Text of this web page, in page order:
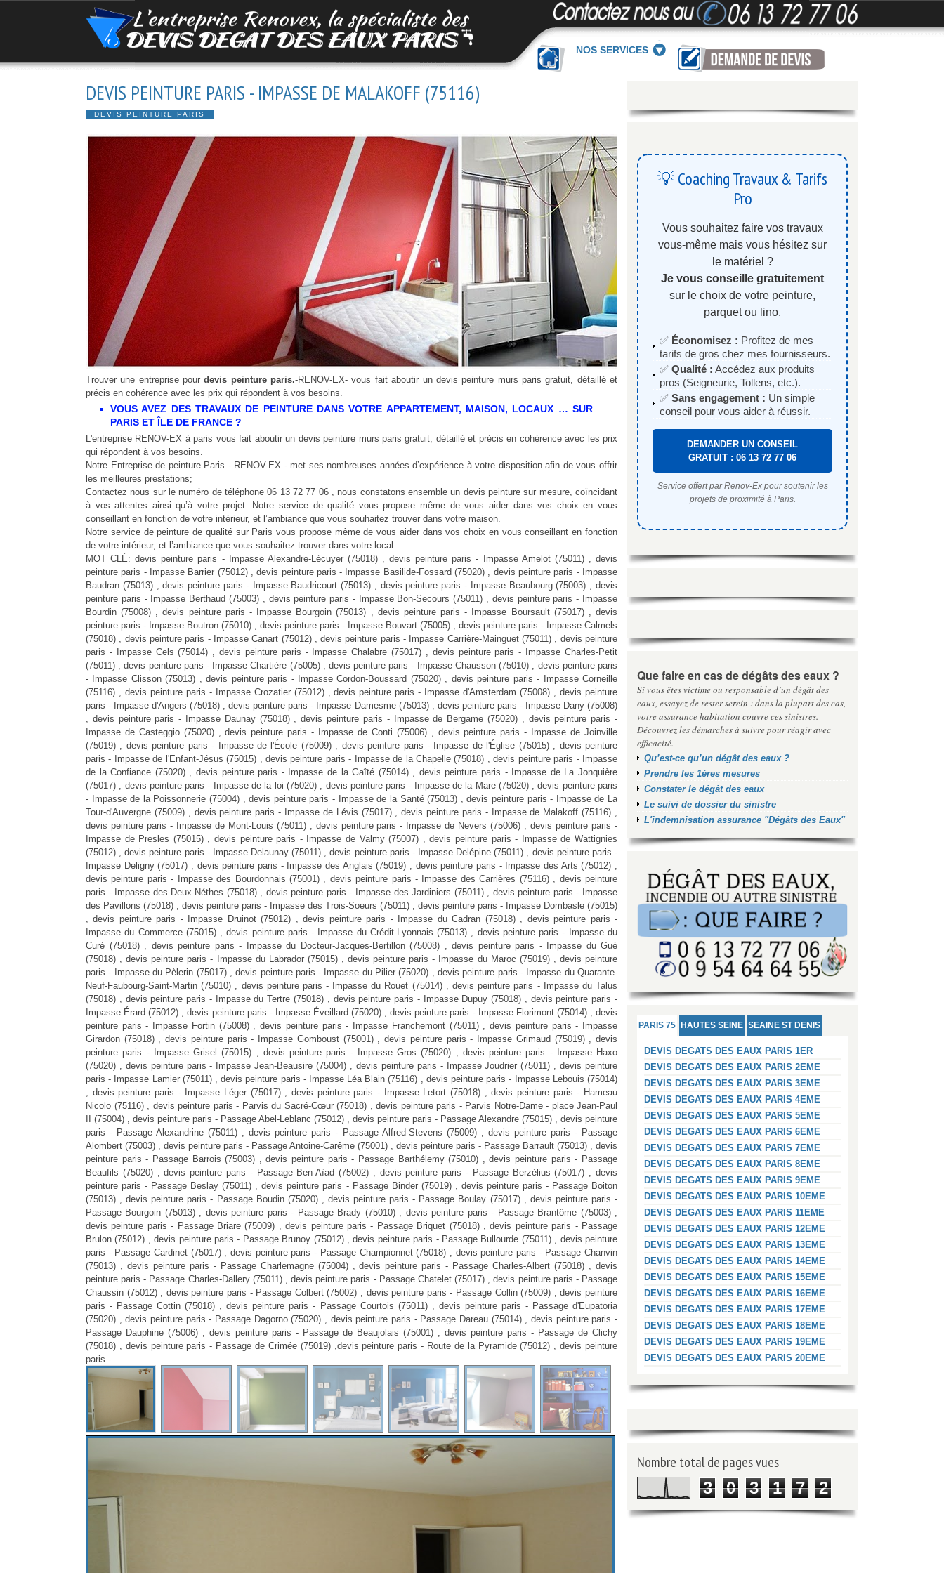
NOS SERVICES
DEVIS PEINTURE PARIS - IMPASSE DE MALAKOFF (75116)
DEVIS PEINTURE PARIS
Trouver une entreprise pourdevis peinture paris.-RENOV-EX- vous fait aboutir un devis peinture murs paris gratuit, détaillé et
précis en cohérence avec les prix qui répondent à vos besoins.
VOUS AVEZ DES TRAVAUX DE PEINTURE DANS VOTRE APPARTEMENT, MAISON, LOCAUX … SUR
PARIS ET ÎLE DE FRANCE ?
L'entreprise RENOV-EX à paris vous fait aboutir un devis peinture murs paris gratuit, détaillé et précis en cohérence avec les prix
qui répondent à vos besoins.
Notre Entreprise de peinture Paris - RENOV-EX - met ses nombreuses années d’expérience à votre disposition afin de vous offrir
les meilleures prestations;
Contactez nous sur le numéro de téléphone 06 13 72 77 06 , nous constatons ensemble un devis peinture sur mesure, coïncidant
à vos attentes ainsi qu’à votre projet. Notre service de qualité vous propose même de vous aider dans vos choix en vous
conseillant en fonction de votre intérieur, et l’ambiance que vous souhaitez trouver dans votre maison.
Notre service de peinture de qualité sur Paris vous propose même de vous aider dans vos choix en vous conseillant en fonction
de votre intérieur, et l’ambiance que vous souhaitez trouver dans votre local.
MOT CLÉ: devis peinture paris - Impasse Alexandre-Lécuyer (75018) , devis peinture paris - Impasse Amelot (75011) , devis
peinture paris - Impasse Barrier (75012) , devis peinture paris - Impasse Basilide-Fossard (75020) , devis peinture paris - Impasse
Baudran (75013) , devis peinture paris - Impasse Baudricourt (75013) , devis peinture paris - Impasse Beaubourg (75003) , devis
peinture paris - Impasse Berthaud (75003) , devis peinture paris - Impasse Bon-Secours (75011) , devis peinture paris - Impasse
Bourdin (75008) , devis peinture paris - Impasse Bourgoin (75013) , devis peinture paris - Impasse Boursault (75017) , devis
peinture paris - Impasse Boutron (75010) , devis peinture paris - Impasse Bouvart (75005) , devis peinture paris - Impasse Calmels
(75018) , devis peinture paris - Impasse Canart (75012) , devis peinture paris - Impasse Carrière-Mainguet (75011) , devis peinture
paris - Impasse Cels (75014) , devis peinture paris - Impasse Chalabre (75017) , devis peinture paris - Impasse Charles-Petit
(75011) , devis peinture paris - Impasse Chartière (75005) , devis peinture paris - Impasse Chausson (75010) , devis peinture paris
- Impasse Clisson (75013) , devis peinture paris - Impasse Cordon-Boussard (75020) , devis peinture paris - Impasse Corneille
(75116) , devis peinture paris - Impasse Crozatier (75012) , devis peinture paris - Impasse d'Amsterdam (75008) , devis peinture
paris - Impasse d'Angers (75018) , devis peinture paris - Impasse Damesme (75013) , devis peinture paris - Impasse Dany (75008)
, devis peinture paris - Impasse Daunay (75018) , devis peinture paris - Impasse de Bergame (75020) , devis peinture paris -
Impasse de Casteggio (75020) , devis peinture paris - Impasse de Conti (75006) , devis peinture paris - Impasse de Joinville
(75019) , devis peinture paris - Impasse de l'École (75009) , devis peinture paris - Impasse de l'Église (75015) , devis peinture
paris - Impasse de l'Enfant-Jésus (75015) , devis peinture paris - Impasse de la Chapelle (75018) , devis peinture paris - Impasse
de la Confiance (75020) , devis peinture paris - Impasse de la Gaîté (75014) , devis peinture paris - Impasse de La Jonquière
(75017) , devis peinture paris - Impasse de la loi (75020) , devis peinture paris - Impasse de la Mare (75020) , devis peinture paris
- Impasse de la Poissonnerie (75004) , devis peinture paris - Impasse de la Santé (75013) , devis peinture paris - Impasse de La
Tour-d'Auvergne (75009) , devis peinture paris - Impasse de Lévis (75017) , devis peinture paris - Impasse de Malakoff (75116) ,
devis peinture paris - Impasse de Mont-Louis (75011) , devis peinture paris - Impasse de Nevers (75006) , devis peinture paris -
Impasse de Presles (75015) , devis peinture paris - Impasse de Valmy (75007) , devis peinture paris - Impasse de Wattignies
(75012) , devis peinture paris - Impasse Delaunay (75011) , devis peinture paris - Impasse Delépine (75011) , devis peinture paris -
Impasse Deligny (75017) , devis peinture paris - Impasse des Anglais (75019) , devis peinture paris - Impasse des Arts (75012) ,
devis peinture paris - Impasse des Bourdonnais (75001) , devis peinture paris - Impasse des Carrières (75116) , devis peinture
paris - Impasse des Deux-Néthes (75018) , devis peinture paris - Impasse des Jardiniers (75011) , devis peinture paris - Impasse
des Pavillons (75018) , devis peinture paris - Impasse des Trois-Soeurs (75011) , devis peinture paris - Impasse Dombasle (75015)
, devis peinture paris - Impasse Druinot (75012) , devis peinture paris - Impasse du Cadran (75018) , devis peinture paris -
Impasse du Commerce (75015) , devis peinture paris - Impasse du Crédit-Lyonnais (75013) , devis peinture paris - Impasse du
Curé (75018) , devis peinture paris - Impasse du Docteur-Jacques-Bertillon (75008) , devis peinture paris - Impasse du Gué
(75018) , devis peinture paris - Impasse du Labrador (75015) , devis peinture paris - Impasse du Maroc (75019) , devis peinture
paris - Impasse du Pèlerin (75017) , devis peinture paris - Impasse du Pilier (75020) , devis peinture paris - Impasse du Quarante-
Neuf-Faubourg-Saint-Martin (75010) , devis peinture paris - Impasse du Rouet (75014) , devis peinture paris - Impasse du Talus
(75018) , devis peinture paris - Impasse du Tertre (75018) , devis peinture paris - Impasse Dupuy (75018) , devis peinture paris -
Impasse Érard (75012) , devis peinture paris - Impasse Éveillard (75020) , devis peinture paris - Impasse Florimont (75014) , devis
peinture paris - Impasse Fortin (75008) , devis peinture paris - Impasse Franchemont (75011) , devis peinture paris - Impasse
Girardon (75018) , devis peinture paris - Impasse Gomboust (75001) , devis peinture paris - Impasse Grimaud (75019) , devis
peinture paris - Impasse Grisel (75015) , devis peinture paris - Impasse Gros (75020) , devis peinture paris - Impasse Haxo
(75020) , devis peinture paris - Impasse Jean-Beausire (75004) , devis peinture paris - Impasse Joudrier (75011) , devis peinture
paris - Impasse Lamier (75011) , devis peinture paris - Impasse Léa Blain (75116) , devis peinture paris - Impasse Lebouis (75014)
, devis peinture paris - Impasse Léger (75017) , devis peinture paris - Impasse Letort (75018) , devis peinture paris - Hameau
Nicolo (75116) , devis peinture paris - Parvis du Sacré-Cœur (75018) , devis peinture paris - Parvis Notre-Dame - place Jean-Paul
II (75004) , devis peinture paris - Passage Abel-Leblanc (75012) , devis peinture paris - Passage Alexandre (75015) , devis peinture
paris - Passage Alexandrine (75011) , devis peinture paris - Passage Alfred-Stevens (75009) , devis peinture paris - Passage
Alombert (75003) , devis peinture paris - Passage Antoine-Carême (75001) , devis peinture paris - Passage Barrault (75013) , devis
peinture paris - Passage Barrois (75003) , devis peinture paris - Passage Barthélemy (75010) , devis peinture paris - Passage
Beaufils (75020) , devis peinture paris - Passage Ben-Aïad (75002) , devis peinture paris - Passage Berzélius (75017) , devis
peinture paris - Passage Beslay (75011) , devis peinture paris - Passage Binder (75019) , devis peinture paris - Passage Boiton
(75013) , devis peinture paris - Passage Boudin (75020) , devis peinture paris - Passage Boulay (75017) , devis peinture paris -
Passage Bourgoin (75013) , devis peinture paris - Passage Brady (75010) , devis peinture paris - Passage Brantôme (75003) ,
devis peinture paris - Passage Briare (75009) , devis peinture paris - Passage Briquet (75018) , devis peinture paris - Passage
Brulon (75012) , devis peinture paris - Passage Brunoy (75012) , devis peinture paris - Passage Bullourde (75011) , devis peinture
paris - Passage Cardinet (75017) , devis peinture paris - Passage Championnet (75018) , devis peinture paris - Passage Chanvin
(75013) , devis peinture paris - Passage Charlemagne (75004) , devis peinture paris - Passage Charles-Albert (75018) , devis
peinture paris - Passage Charles-Dallery (75011) , devis peinture paris - Passage Chatelet (75017) , devis peinture paris - Passage
Chaussin (75012) , devis peinture paris - Passage Colbert (75002) , devis peinture paris - Passage Collin (75009) , devis peinture
paris - Passage Cottin (75018) , devis peinture paris - Passage Courtois (75011) , devis peinture paris - Passage d'Eupatoria
(75020) , devis peinture paris - Passage Dagorno (75020) , devis peinture paris - Passage Dareau (75014) , devis peinture paris -
Passage Dauphine (75006) , devis peinture paris - Passage de Beaujolais (75001) , devis peinture paris - Passage de Clichy
(75018) , devis peinture paris - Passage de Crimée (75019) ,devis peinture paris - Route de la Pyramide (75012) , devis peinture
paris -
💡 Coaching Travaux & Tarifs
Pro
Vous souhaitez faire vos travaux
vous-même mais vous hésitez sur
le matériel ?
Je vous conseille gratuitement
sur le choix de votre peinture,
parquet ou lino.
✅ Économisez : Profitez de mes
tarifs de gros chez mes fournisseurs.
✅ Qualité : Accédez aux produits
pros (Seigneurie, Tollens, etc.).
✅ Sans engagement : Un simple
conseil pour vous aider à réussir.
DEMANDER UN CONSEIL
GRATUIT : 06 13 72 77 06
Service offert par Renov-Ex pour soutenir les
projets de proximité à Paris.
Que faire en cas de dégâts des eaux ?
Si vous êtes victime ou responsable d’un dégât des
eaux, essayez de rester serein : dans la plupart des cas,
votre assurance habitation couvre ces sinistres.
Découvrez les démarches à suivre pour réagir avec
efficacité.
Qu’est-ce qu’un dégât des eaux ?
Prendre les 1ères mesures
Constater le dégât des eaux
Le suivi de dossier du sinistre
L'indemnisation assurance "Dégâts des Eaux"
PARIS 75 HAUTES SEINE SEAINE ST DENIS
DEVIS DEGATS DES EAUX PARIS 1ER
DEVIS DEGATS DES EAUX PARIS 2EME
DEVIS DEGATS DES EAUX PARIS 3EME
DEVIS DEGATS DES EAUX PARIS 4EME
DEVIS DEGATS DES EAUX PARIS 5EME
DEVIS DEGATS DES EAUX PARIS 6EME
DEVIS DEGATS DES EAUX PARIS 7EME
DEVIS DEGATS DES EAUX PARIS 8EME
DEVIS DEGATS DES EAUX PARIS 9EME
DEVIS DEGATS DES EAUX PARIS 10EME
DEVIS DEGATS DES EAUX PARIS 11EME
DEVIS DEGATS DES EAUX PARIS 12EME
DEVIS DEGATS DES EAUX PARIS 13EME
DEVIS DEGATS DES EAUX PARIS 14EME
DEVIS DEGATS DES EAUX PARIS 15EME
DEVIS DEGATS DES EAUX PARIS 16EME
DEVIS DEGATS DES EAUX PARIS 17EME
DEVIS DEGATS DES EAUX PARIS 18EME
DEVIS DEGATS DES EAUX PARIS 19EME
DEVIS DEGATS DES EAUX PARIS 20EME
Nombre total de pages vues
3 0 3 1 7 2